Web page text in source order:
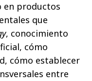
en productos
que
, conocimiento
cómo
cómo establecer
entre